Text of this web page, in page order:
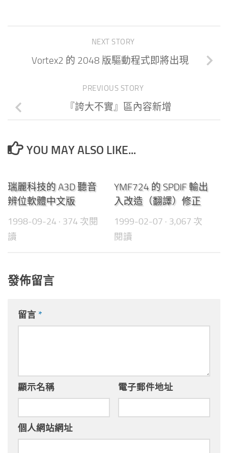
NEXT STORY
Vortex2 的 2048 版驅動程式即將出現
PREVIOUS STORY
『誇大不實』區內容新增
YOU MAY ALSO LIKE...
瑞麗科技的 A3D 聽音
辨位軟體中文版
1998-09-24 · 374 次閱
讀
YMF724 的 SPDIF 輸出
入改造（翻譯）修正
1999-02-07 · 3,067 次
閱讀
發佈留言
留言 *
顯示名稱 電子郵件地址
個人網站網址